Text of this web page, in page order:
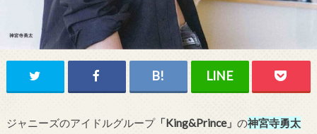
ジャニーズのアイドルグループ「King&Prince」 の神宮寺勇太